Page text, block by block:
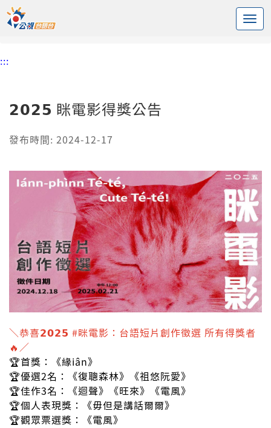
中央內容區塊
頭頁
:::
𝟮𝟬𝟮𝟱 眯電影得獎公告
發布時間: 2024-12-17
＼恭喜𝟮𝟬𝟮𝟱 #眯電影：台語短片創作徵選 所有得獎者
🔥／
🏆首獎：《緣iân》
🏆優選2名：《復聰森林》《祖悠阮愛》
🏆佳作3名：《迴聲》《旺來》《電風》
🏆個人表現獎：《毋但是講話爾爾》
🏆觀眾票選獎：《電風》